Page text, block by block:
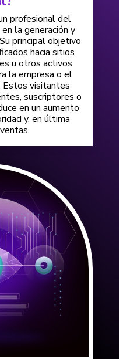
profesional del
la generación y
principal objetivo
hacia sitios
u otros activos
la empresa o el
Estos visitantes
suscriptores o
en un aumento
y, en última